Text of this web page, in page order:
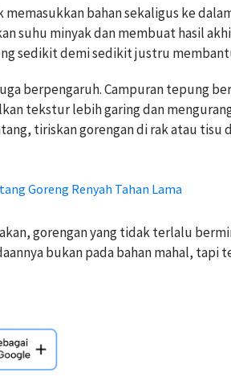
bahan sekaligus ke
suhu minyak dan membuat hasil
sedikit demi sedikit justru
berpengaruh. Campuran tepung
tekstur lebih garing dan
tiriskan gorengan di rak atau tisu
Goreng Renyah Tahan Lama
gorengan yang tidak terlalu
bukan pada bahan mahal, tapi